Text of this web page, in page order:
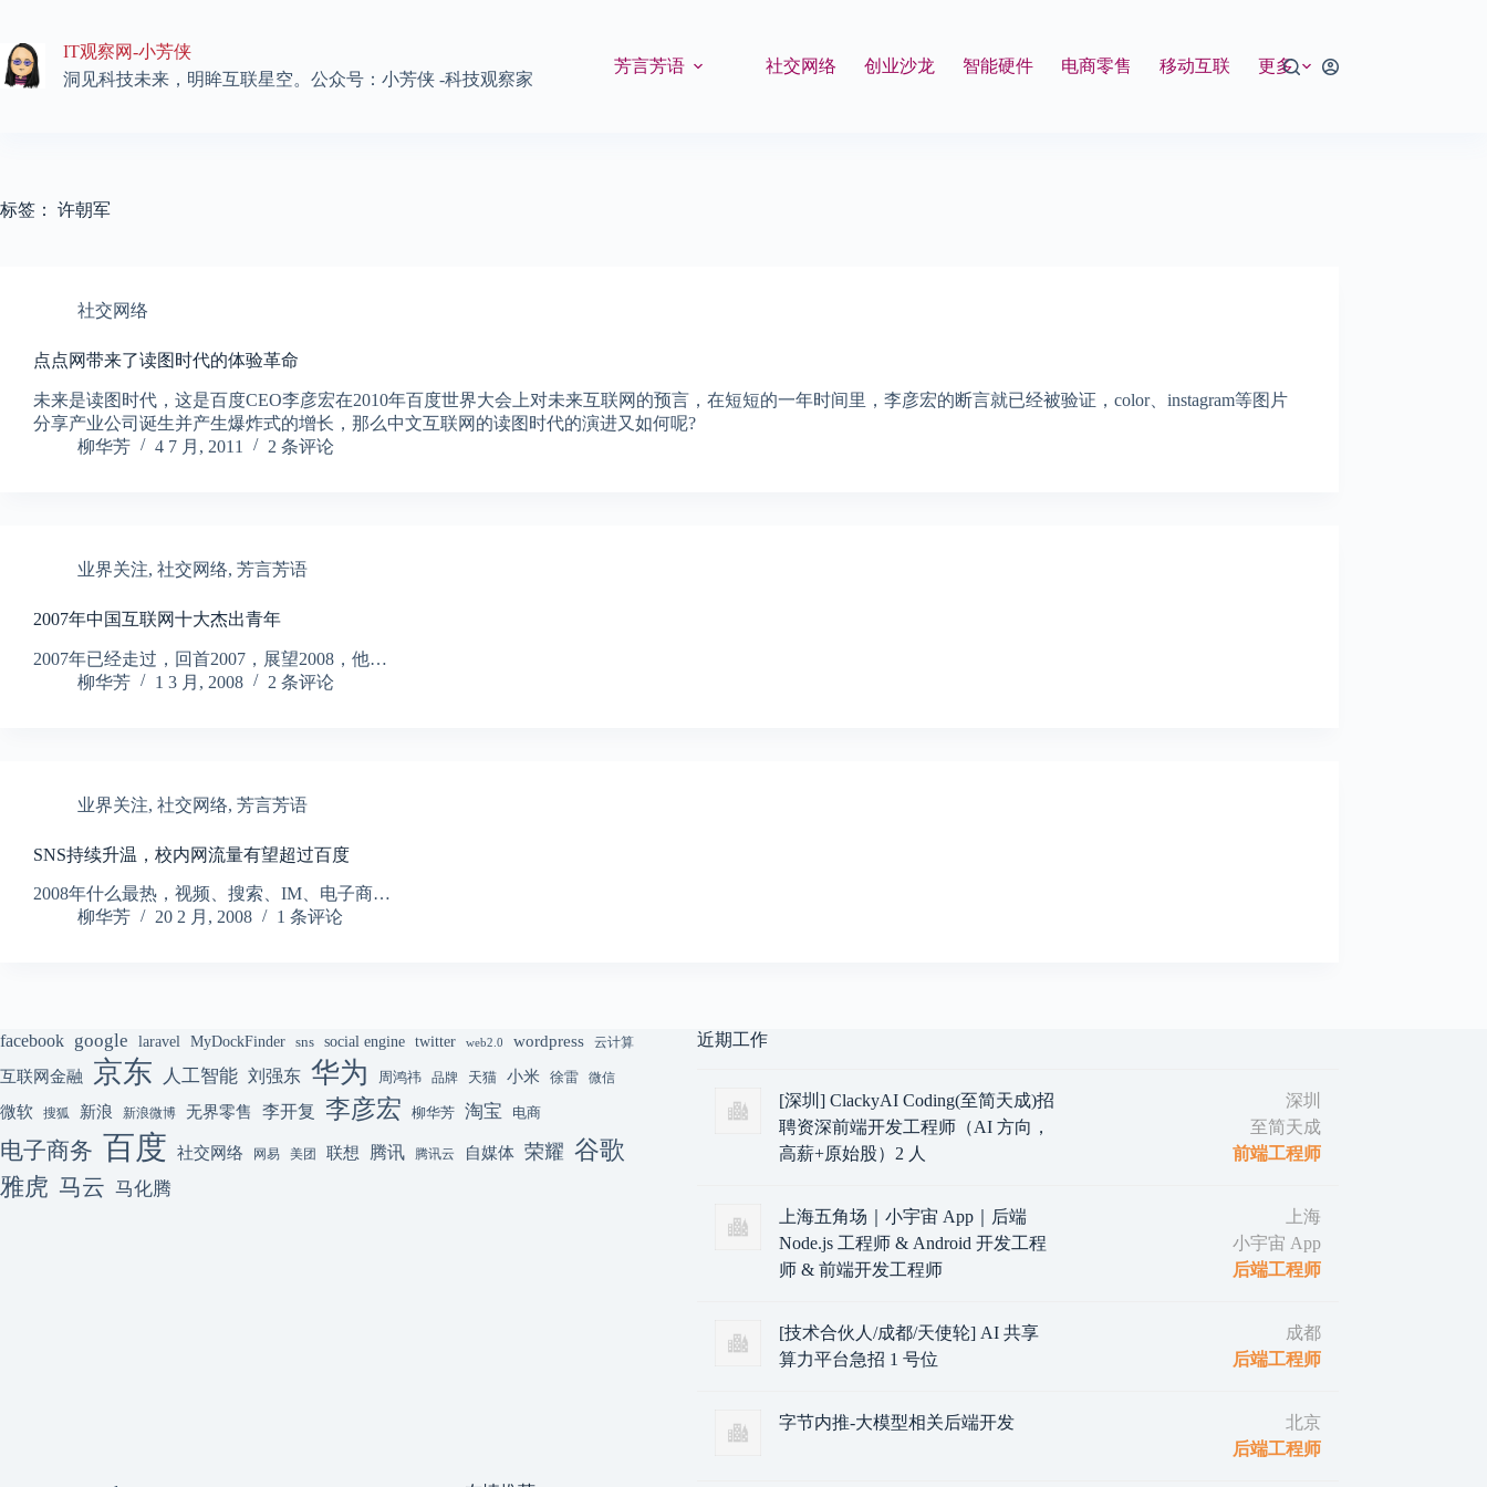
内
容
IT观察网-小芳侠
洞见科技未来，明眸互联星空。公众号：小芳侠 -科技观察家
芳言芳语 社交网络 创业沙龙 智能硬件 电商零售 移动互联 更多
标签： 许朝军
社交网络
点点网带来了读图时代的体验革命
未来是读图时代，这是百度CEO李彦宏在2010年百度世界大会上对未来互联网的预言，在短短的一年时间里，李彦宏的断言就已经被验证，color、instagram等图片
分享产业公司诞生并产生爆炸式的增长，那么中文互联网的读图时代的演进又如何呢?
柳华芳
4 7 月, 2011 2 条评论
业界关注, 社交网络, 芳言芳语
2007年中国互联网十大杰出青年
2007年已经走过，回首2007，展望2008，他…
柳华芳
1 3 月, 2008 2 条评论
业界关注, 社交网络, 芳言芳语
SNS持续升温，校内网流量有望超过百度
2008年什么最热，视频、搜索、IM、电子商…
柳华芳
20 2 月, 2008 1 条评论
facebook google laravel MyDockFinder sns social engine twitter web2.0 wordpress 云计算
互联网金融 京东 人工智能 刘强东 华为 周鸿祎 品牌 天猫 小米 徐雷 微信
微软 搜狐 新浪 新浪微博 无界零售 李开复 李彦宏 柳华芳 淘宝 电商
电子商务 百度 社交网络 网易 美团 联想 腾讯 腾讯云 自媒体 荣耀 谷歌
雅虎 马云 马化腾
近期工作
[深圳] ClackyAI Coding(至简天成)招
聘资深前端开发工程师（AI 方向，
高薪+原始股）2 人
深圳
至简天成
前端工程师
上海五角场｜小宇宙 App｜后端
Node.js 工程师 & Android 开发工程
师 & 前端开发工程师
上海
小宇宙 App
后端工程师
[技术合伙人/成都/天使轮] AI 共享
算力平台急招 1 号位
成都
后端工程师
字节内推-大模型相关后端开发
北京
后端工程师